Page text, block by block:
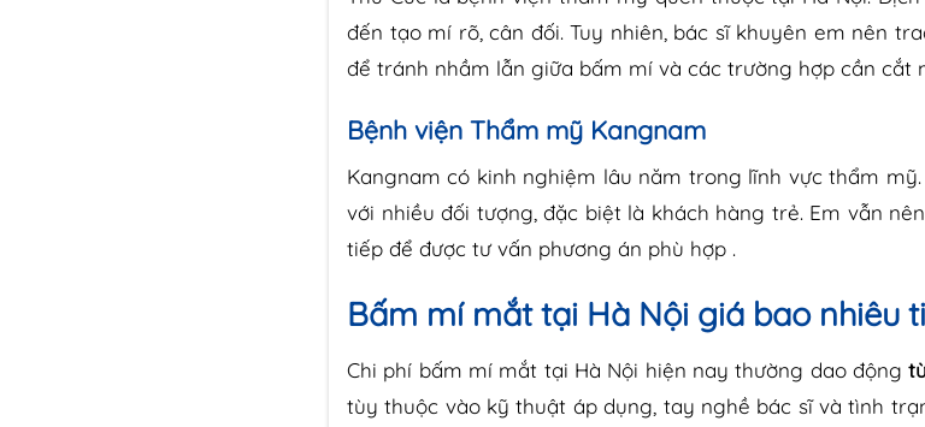
đến tạo mí rõ, cân đối. Tuy nhiên, bác sĩ khuyên em nên
để tránh nhầm lẫn giữa bấm mí và các trường hợp cần cắt
Bệnh viện Thẩm mỹ Kangnam
Kangnam có kinh nghiệm lâu năm trong lĩnh vực thẩm
với nhiều đối tượng, đặc biệt là khách hàng trẻ. Em vẫn
tiếp để được tư vấn phương án phù hợp .
Bấm mí mắt tại Hà Nội giá bao nhiêu
Chi phí bấm mí mắt tại Hà Nội hiện nay thường dao động
tùy thuộc vào kỹ thuật áp dụng, tay nghề bác sĩ và tình